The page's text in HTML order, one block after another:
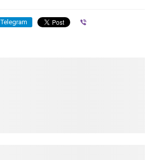
Telegram